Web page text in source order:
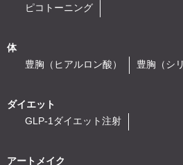
ピコトーニング
体
豊胸（ヒアルロン酸）
豊胸（シ
ダイエット
GLP-1ダイエット注射
アートメイク